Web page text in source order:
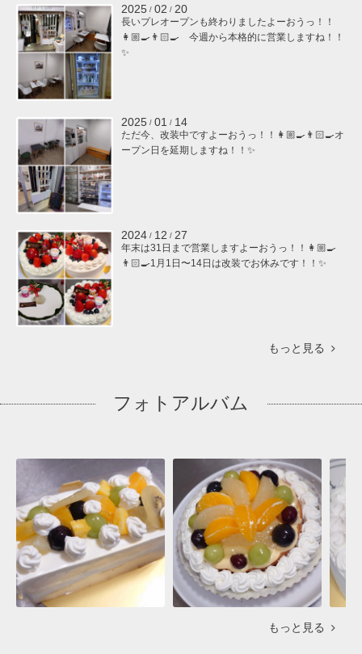
2025 / 02 / 20
長いプレオープンも終わりましたよーおうっ！！
👩🏼‍🍳👨🏻‍🍳 今週から本格的に営業しますね！！
✨
2025 / 01 / 14
ただ今、改装中ですよーおうっ！！👩🏼‍🍳👨🏻‍🍳オ
ープン日を延期しますね！！✨
2024 / 12 / 27
年末は31日まで営業しますよーおうっ！！👩🏼‍🍳
👨🏻‍🍳1月1日〜14日は改装でお休みです！！✨
もっと見る
フォトアルバム
もっと見る